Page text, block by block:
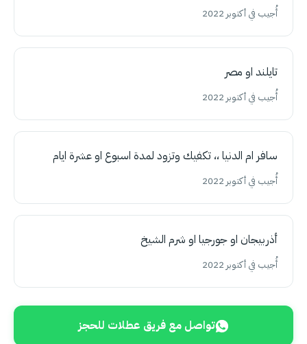
أُجيب في أكتوبر 2022
تايلند او مصر
أُجيب في أكتوبر 2022
سافر ام الدنيا ،، تكفيك وتزود لمدة اسبوع او عشرة ايام
أُجيب في أكتوبر 2022
أذربيجان او جورجيا او شرم الشيخ
أُجيب في أكتوبر 2022
تواصل مع فريق عطلات للحجز